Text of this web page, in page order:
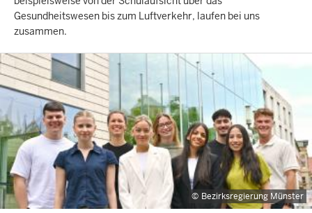
Gesundheitswesen bis zum Luftverkehr, laufen bei uns
zusammen.
Bezirksregierung Münster